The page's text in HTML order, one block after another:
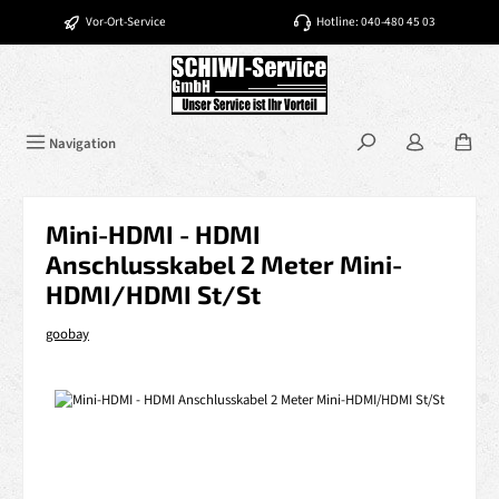
Zum Hauptinhalt springen
Vor-Ort-Service Hotline: 040-480 45 03
Navigation
Mini-HDMI - HDMI
Anschlusskabel 2 Meter Mini-
HDMI/HDMI St/St
goobay
Bildergalerie überspringen